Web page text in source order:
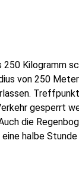
Kilogramm
von 250
gesperrt
die
halbe